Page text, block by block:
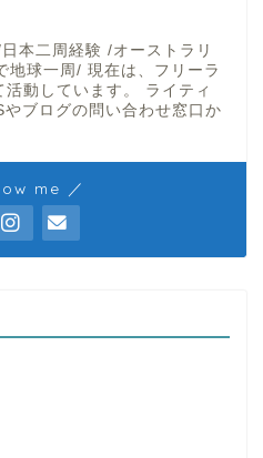
本二周経験 /オーストラリ
地球一周/ 現在は、フリーラ
動しています。 ライティ
ブログの問い合わせ窓口か
me ／